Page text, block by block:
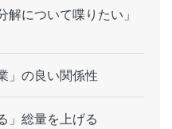
について喋りたい」
」の良い関係性
」総量を上げる